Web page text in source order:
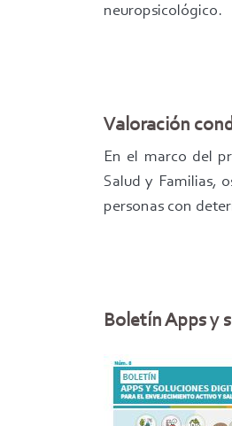
neuropsicológico.
Valoración
En el marco del
Salud y Familias,
personas con
Boletín Apps y